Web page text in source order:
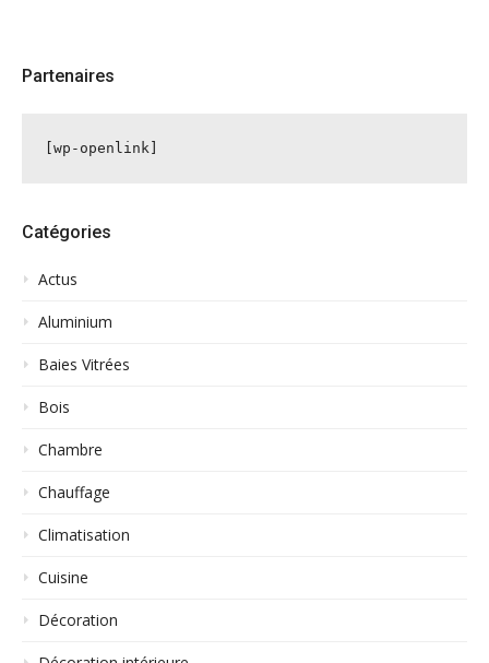
Partenaires
[wp-openlink]
Catégories
Actus
Aluminium
Baies Vitrées
Bois
Chambre
Chauffage
Climatisation
Cuisine
Décoration